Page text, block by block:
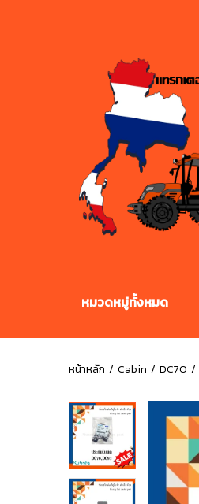
หมวดหมู่ทั้งหมด
หน้าหลัก Cabin DC70